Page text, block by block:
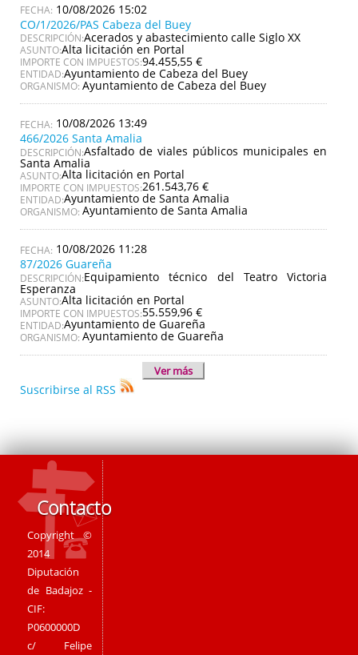
10/08/2026 15:02
CO/1/2026/PAS Cabeza del Buey
DESCRIPCIÓN:Acerados y abastecimiento calle Siglo XX
ASUNTO:Alta licitación en Portal
IMPORTE CON IMPUESTOS:94.455,55 €
ENTIDAD:Ayuntamiento de Cabeza del Buey
ORGANISMO: Ayuntamiento de Cabeza del Buey
10/08/2026 13:49
466/2026 Santa Amalia
DESCRIPCIÓN:Asfaltado de viales públicos municipales en
Santa Amalia
ASUNTO:Alta licitación en Portal
IMPORTE CON IMPUESTOS:261.543,76 €
ENTIDAD:Ayuntamiento de Santa Amalia
ORGANISMO: Ayuntamiento de Santa Amalia
10/08/2026 11:28
87/2026 Guareña
DESCRIPCIÓN:Equipamiento técnico del Teatro Victoria
Esperanza
ASUNTO:Alta licitación en Portal
IMPORTE CON IMPUESTOS:55.559,96 €
ENTIDAD:Ayuntamiento de Guareña
ORGANISMO: Ayuntamiento de Guareña
Ver más
Suscribirse al RSS
Contacto
Copyright ©
2014
Diputación
de Badajoz -
CIF:
P0600000D
c/ Felipe